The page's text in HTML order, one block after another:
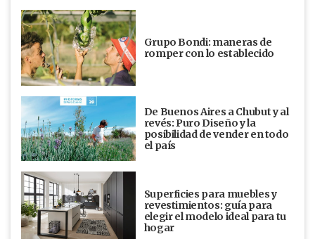
Grupo Bondi: maneras de
romper con lo establecido
De Buenos Aires a Chubut y al
revés: Puro Diseño y la
posibilidad de vender en todo
el país
Superficies para muebles y
revestimientos: guía para
elegir el modelo ideal para tu
hogar